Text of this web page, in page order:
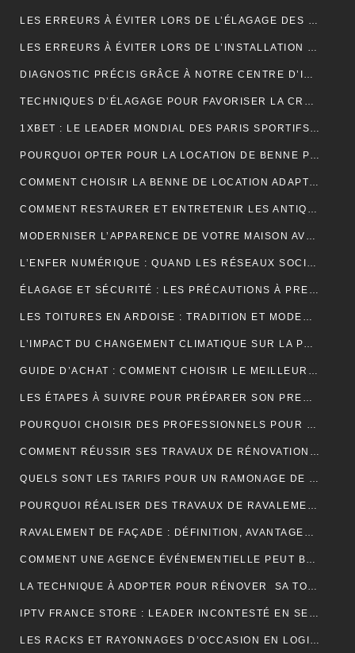
LES ERREURS À ÉVITER LORS DE L’ÉLAGAGE DES JEUNES ARBRES
LES ERREURS À ÉVITER LORS DE L’INSTALLATION D’UNE NOUVELLE TOITURE
DIAGNOSTIC PRÉCIS GRÂCE À NOTRE CENTRE D’IMAGERIE ET SCANNER MODERNE
TECHNIQUES D’ÉLAGAGE POUR FAVORISER LA CROISSANCE DES ARBRES
1XBET : LE LEADER MONDIAL DES PARIS SPORTIFS EN LIGNE GRÂCE À UNE PLATEFORME CONVIVIALE ET UNE DIVERSITÉ DE MARCHÉS
POURQUOI OPTER POUR LA LOCATION DE BENNE POUR VOS PROJETS DE CONSTRUCTION?
COMMENT CHOISIR LA BENNE DE LOCATION ADAPTÉE À VOS BESOINS?
COMMENT RESTAURER ET ENTRETENIR LES ANTIQUITÉS?
MODERNISER L’APPARENCE DE VOTRE MAISON AVEC DES PORTES DE GARAGE SECTIONNELLES (ADOPTEZ LES PORTES AMC)
L’ENFER NUMÉRIQUE : QUAND LES RÉSEAUX SOCIAUX DEVIENNENT UN CAUCHEMAR
ÉLAGAGE ET SÉCURITÉ : LES PRÉCAUTIONS À PRENDRE
LES TOITURES EN ARDOISE : TRADITION ET MODERNITÉ
L’IMPACT DU CHANGEMENT CLIMATIQUE SUR LA PRODUCTION DE VANILLE À MADAGASCAR
GUIDE D’ACHAT : COMMENT CHOISIR LE MEILLEUR SPIROMÈTRE POUR VOS BESOINS
LES ÉTAPES À SUIVRE POUR PRÉPARER SON PREMIER MARATHON
POURQUOI CHOISIR DES PROFESSIONNELS POUR VOTRE DÉMÉNAGEMENT CLICHY ?
COMMENT RÉUSSIR SES TRAVAUX DE RÉNOVATION DE COUVERTURE ?
QUELS SONT LES TARIFS POUR UN RAMONAGE DE CHEMINÉE ?
POURQUOI RÉALISER DES TRAVAUX DE RAVALEMENT DE FAÇADE ?
RAVALEMENT DE FAÇADE : DÉFINITION, AVANTAGES ET ERREURS À ÉVITER
COMMENT UNE AGENCE ÉVÉNEMENTIELLE PEUT BOOSTER L’ATTRACTIVITÉ D’UNE DESTINATION TOURISTIQUE ?
LA TECHNIQUE À ADOPTER POUR RÉNOVER SA TOITURE EN TUILES
IPTV FRANCE STORE : LEADER INCONTESTÉ EN SERVICES IPTV DE QUALITÉ SUPÉRIEURE
LES RACKS ET RAYONNAGES D’OCCASION EN LOGISTIQUE